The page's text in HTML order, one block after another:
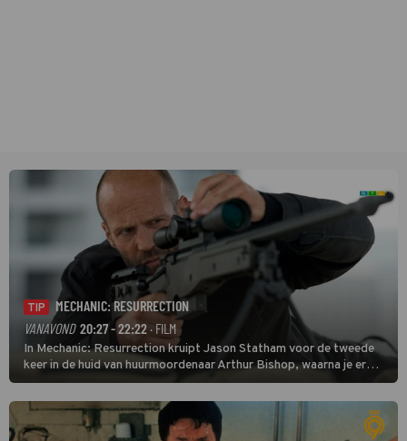
TIP
MECHANIC: RESURRECTION
VANAVOND 20:27 - 22:22· FILM
In Mechanic: Resurrection kruipt Jason Statham voor de tweede
keer in de huid van huurmoordenaar Arthur Bishop, waarna je er
donder op kunt zeggen dat er van Bishops geplande pensioen niet
veel terechtkomt.